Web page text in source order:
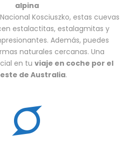
alpina
Kosciuszko, estas cuevas
estalactitas, estalagmitas y
Además, puedes
naturales cercanas. Una
en tu viaje en coche por el
de Australia.